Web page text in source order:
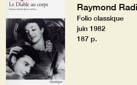
Raymond
Folio classique
juin 1982
187 p.